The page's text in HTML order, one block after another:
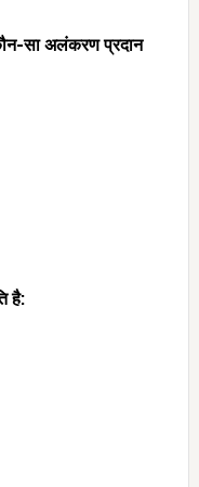
सा अलंकरण प्रदान
है: